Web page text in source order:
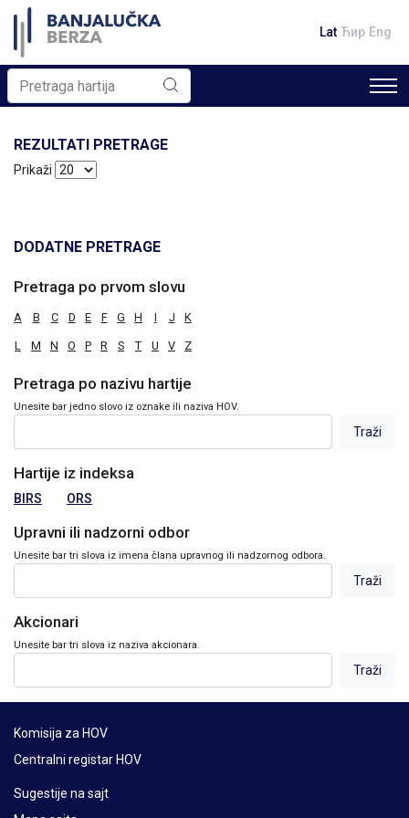
Lat Ћир Eng
REZULTATI PRETRAGE
Prikaži
DODATNE PRETRAGE
Pretraga po prvom slovu
A B C D E F G H I J K
L M N O P R S T U V Z
Pretraga po nazivu hartije
Unesite bar jedno slovo iz oznake ili naziva HOV.
Hartije iz indeksa
BIRS ORS
Upravni ili nadzorni odbor
Unesite bar tri slova iz imena člana upravnog ili nadzornog odbora.
Akcionari
Unesite bar tri slova iz naziva akcionara.
Komisija za HOV
Centralni registar HOV
Sugestije na sajt